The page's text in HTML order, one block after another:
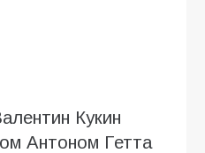
Кукин
Антоном Гетта